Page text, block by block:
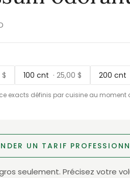
$ 100 cnt · 25,00 $ 200 cnt
exacts définis par cuisine au moment
UN TARIF
seulement. Précisez votre